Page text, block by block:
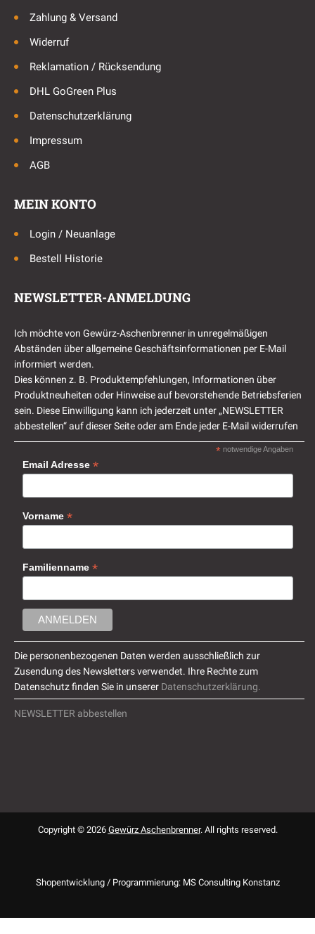
Zahlung & Versand
Widerruf
Reklamation / Rücksendung
DHL GoGreen Plus
Datenschutzerklärung
Impressum
AGB
MEIN KONTO
Login / Neuanlage
Bestell Historie
NEWSLETTER-ANMELDUNG
Ich möchte von Gewürz-Aschenbrenner in unregelmäßigen
Abständen über allgemeine Geschäftsinformationen per E-Mail
informiert werden.
Dies können z. B. Produktempfehlungen, Informationen über
Produktneuheiten oder Hinweise auf bevorstehende Betriebsferien
sein. Diese Einwilligung kann ich jederzeit unter „NEWSLETTER
abbestellen“ auf dieser Seite oder am Ende jeder E-Mail widerrufen
*notwendige Angaben
Email Adresse *
Vorname *
Familienname *
Die personenbezogenen Daten werden ausschließlich zur
Zusendung des Newsletters verwendet. Ihre Rechte zum
Datenschutz finden Sie in unserer Datenschutzerklärung.
NEWSLETTER abbestellen
Copyright © 2026 Gewürz Aschenbrenner. All rights reserved.
Shopentwicklung / Programmierung: MS Consulting Konstanz